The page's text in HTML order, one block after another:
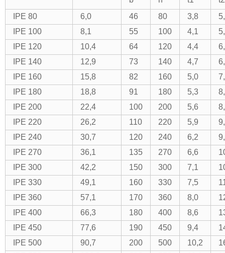
IPE 80
6,0 46 80 3,8
IPE 100
8,1 55 100 4,1
IPE 120
10,4 64 120 4,4
IPE 140
12,9 73 140 4,7
IPE 160
15,8 82 160 5,0
IPE 180
18,8 91 180 5,3
IPE 200
22,4 100 200 5,6
IPE 220
26,2 110 220 5,9
IPE 240
30,7 120 240 6,2
IPE 270
36,1 135 270 6,6
IPE 300
42,2 150 300 7,1
IPE 330
49,1 160 330 7,5
IPE 360
57,1 170 360 8,0
IPE 400
66,3 180 400 8,6
IPE 450
77,6 190 450 9,4
IPE 500
90,7 200 500 10,2